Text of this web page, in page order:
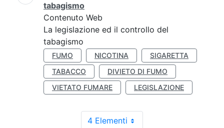
tabagismo
Contenuto Web
La legislazione ed il controllo del
tabagismo
FUMO NICOTINA
SIGARETTA
TABACCO
DIVIETO DI FUMO
VIETATO FUMARE
LEGISLAZIONE
4 Elementi